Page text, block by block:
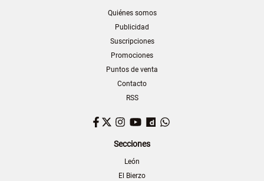
Quiénes somos
Publicidad
Suscripciones
Promociones
Puntos de venta
Contacto
RSS
Facebook
TwitterInstagram
YouTubeDailymotion
Secciones
León
El Bierzo